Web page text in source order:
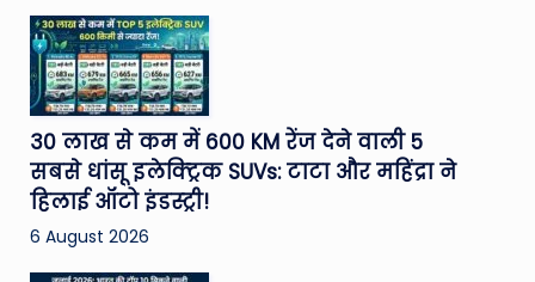
30 लाख से कम में 600 KM रेंज देने वाली 5
सबसे धांसू इलेक्ट्रिक SUVs: टाटा और महिंद्रा ने
हिलाई ऑटो इंडस्ट्री!
6 August 2026